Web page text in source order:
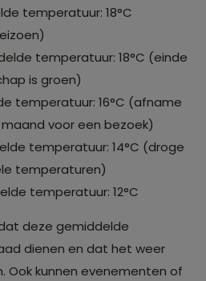
temperatuur: 18°C
temperatuur: 18°C (einde
is groen)
temperatuur: 16°C (afname
voor een bezoek)
temperatuur: 14°C (droge
temperaturen)
temperatuur: 12°C
deze gemiddelde
dienen en dat het weer
Ook kunnen evenementen of